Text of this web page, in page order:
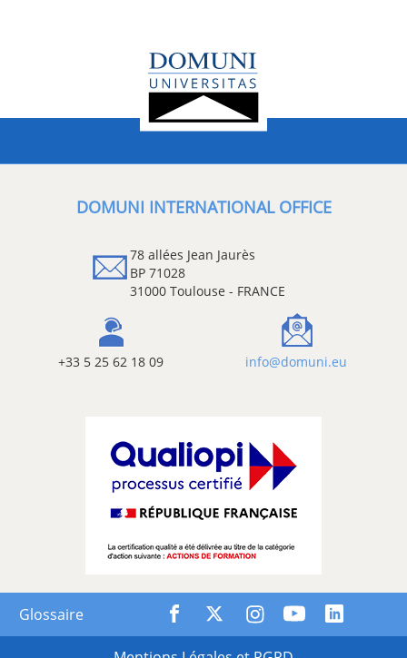
DOMUNI INTERNATIONAL OFFICE
78 allées Jean Jaurès
BP 71028
31000 Toulouse - FRANCE
+33 5 25 62 18 09 info@domuni.eu
Glossaire